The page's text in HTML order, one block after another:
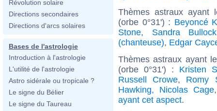
Révolution solaire
Directions secondaires
Directions d'arcs solaires
Bases de l'astrologie
Introduction à l'astrologie
L'utilité de l'astrologie
Astro sidérale ou tropicale ?
Le signe du Bélier
Le signe du Taureau
Thèmes astraux ayant
(orbe 0°31') : Beyoncé
Stone, Sandra Bullock
(chanteuse), Edgar
Thèmes astraux ayant
(orbe 0°31') : Kristen
Russell Crowe, Romy
Hawking, Nicolas Cage
ayant cet aspect.